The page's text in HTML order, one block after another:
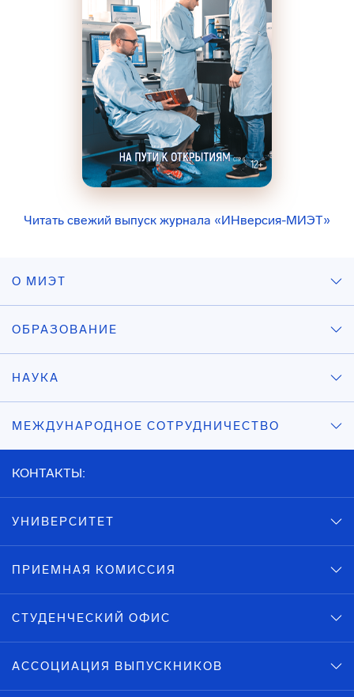
Читать свежий выпуск журнала «ИНверсия-МИЭТ»
О МИЭТ
ОБРАЗОВАНИЕ
НАУКА
МЕЖДУНАРОДНОЕ СОТРУДНИЧЕСТВО
КОНТАКТЫ:
УНИВЕРСИТЕТ
ПРИЕМНАЯ КОМИССИЯ
СТУДЕНЧЕСКИЙ ОФИС
АССОЦИАЦИЯ ВЫПУСКНИКОВ